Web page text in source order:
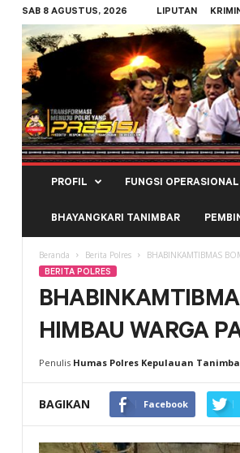
SAB 8 AGUSTUS, 2026 LIPUTAN
Polres
Kepulauan
PROFIL FUNGSI OPERASIONAL
BHAYANGKARI TANIMBAR
Beranda Berita Polres BHABINKAMTIBMAS
BERITA POLRES
HIMBAU WARGA
Penulis Humas Polres Kepulauan
BAGIKAN Facebook